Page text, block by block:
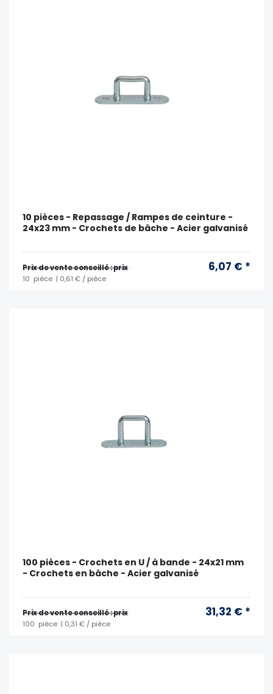
10 pièces - Repassage / Rampes de ceinture -
24x23 mm - Crochets de bâche - Acier galvanisé
Prix ​​de vente conseillé : prix 6,07 € *
10 pièce | 0,61 € / pièce
100 pièces - Crochets en U / à bande - 24x21 mm
- Crochets en bâche - Acier galvanisé
Prix ​​de vente conseillé : prix 31,32 € *
100 pièce | 0,31 € / pièce